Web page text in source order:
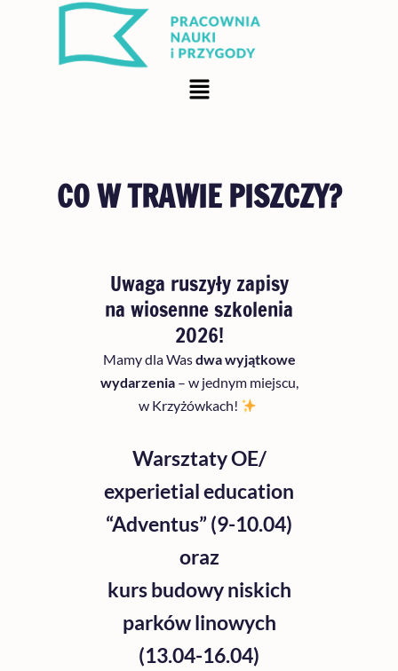
Menu
CO W TRAWIE PISZCZY?
Uwaga ruszyły zapisy
na wiosenne szkolenia
2026!
Mamy dla Wasdwa wyjątkowe
wydarzenia– w jednym miejscu,
w Krzyżówkach!
Warsztaty OE/
experietial education
“Adventus” (9-10.04)
oraz
kurs budowy niskich
parków linowych
(13.04-16.04)